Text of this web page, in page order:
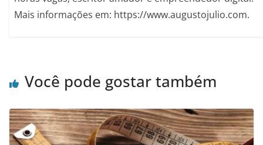
Mais informações em: https://www.augustojulio.com.
Você pode gostar também